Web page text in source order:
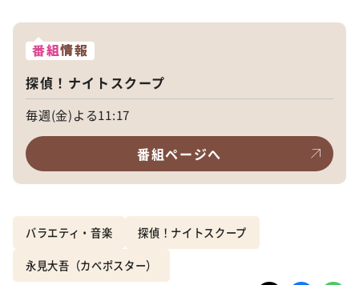
番組情報
探偵！ナイトスクープ
毎週(金)よる11:17
番組ページへ
バラエティ・音楽 探偵！ナイトスクープ
永見大吾（カベポスター）